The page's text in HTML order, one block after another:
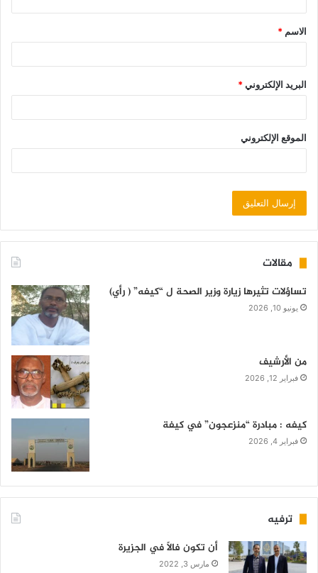
الاسم *
البريد الإلكتروني*
الموقع الإلكتروني
مقالات
تساؤلات تثيرها زيارة وزير الصحة ل “كيفه” ( رأي)
يونيو 10, 2026
من الأرشيف
فبراير 12, 2026
كيفه : مبادرة “منزعجون” في كيفة
فبراير 4, 2026
ترفيه
أن تكون فالاً في الجزيرة
مارس 3, 2022